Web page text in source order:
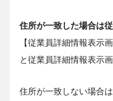
住所が一致した場合は
【従業員詳細情報表示
と従業員詳細情報表示
住所が一致しない場合